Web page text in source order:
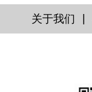
关于我们